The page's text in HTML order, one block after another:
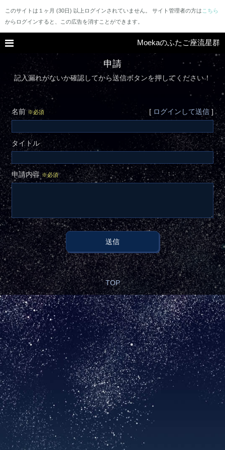
このサイトは１ヶ月 (30日) 以上ログインされていません。 サイト管理者の方は こちら
からログインすると、この広告を消すことができます。
Moekaのふたご座流星群
申請
記入漏れがないか確認してから送信ボタンを押してください！
名前※必須 [ ログインして送信]
タイトル
申請内容※必須
送信
TOP